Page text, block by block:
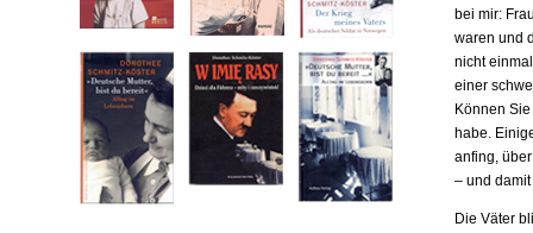
bei mir:
waren und
nicht
einer
Können
habe.
anfing,
– und
Die Väter